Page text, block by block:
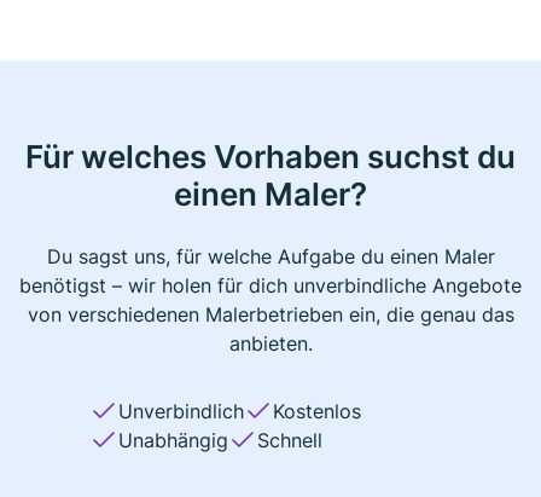
Für welches Vorhaben suchst du
einen Maler?
Du sagst uns, für welche Aufgabe du einen Maler
benötigst – wir holen für dich unverbindliche Angebote
von verschiedenen Malerbetrieben ein, die genau das
anbieten.
Unverbindlich
Kostenlos
Unabhängig
Schnell